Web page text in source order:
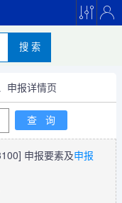
搜 索
申报详情页
申报要素及申报